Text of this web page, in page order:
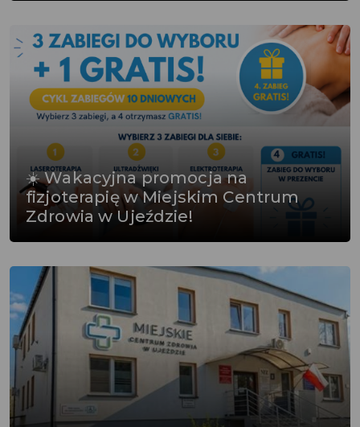
☀️ Wakacyjna promocja na
fizjoterapię w Miejskim Centrum
Zdrowia w Ujeździe!